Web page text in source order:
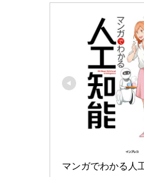
マンガでわかる人